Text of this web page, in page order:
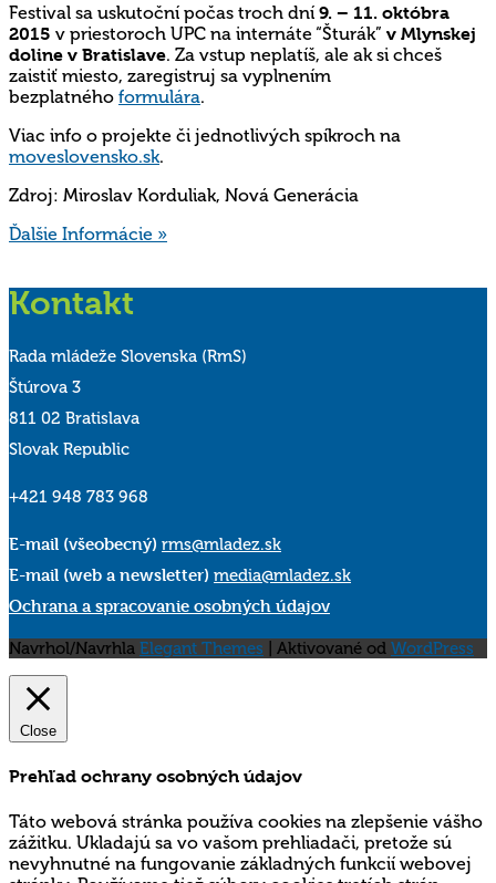
Festival sa uskutoční počas troch dní 9. – 11. októbra
2015 v priestoroch UPC na internáte “Šturák” v Mlynskej
doline v Bratislave. Za vstup neplatíš, ale ak si chceš
zaistiť miesto, zaregistruj sa vyplnením
bezplatného formulára.
Viac info o projekte či jednotlivých spíkroch na
moveslovensko.sk.
Zdroj: Miroslav Korduliak, Nová Generácia
Ďalšie Informácie »
Kontakt
Rada mládeže Slovenska (RmS)
Štúrova 3
811 02 Bratislava
Slovak Republic
+421 948 783 968
E-mail (všeobecný) rms@mladez.sk
E-mail (web a newsletter) media@mladez.sk
Ochrana a spracovanie osobných údajov
Navrhol/Navrhla Elegant Themes | Aktivované od WordPress
Close
Prehľad ochrany osobných údajov
Táto webová stránka používa cookies na zlepšenie vášho
zážitku. Ukladajú sa vo vašom prehliadači, pretože sú
nevyhnutné na fungovanie základných funkcií webovej